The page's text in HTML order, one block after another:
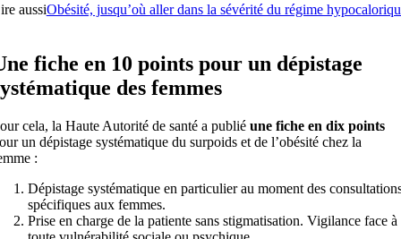
aussiObésité, jusqu’où aller dans la sévérité du régime
fiche en 10 points pour un dépistage
des femmes
cela, la Haute Autorité de santé a publié une fiche en dix points
un dépistage systématique du surpoids et de l’obésité chez la
:
Dépistage systématique en particulier au moment des
spécifiques aux femmes.
Prise en charge de la patiente sans stigmatisation. Vigilance face à